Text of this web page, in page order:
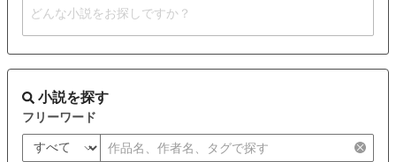
小説を探す
フリーワード